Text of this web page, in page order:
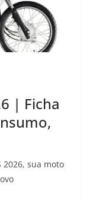
| Ficha
2026, sua moto